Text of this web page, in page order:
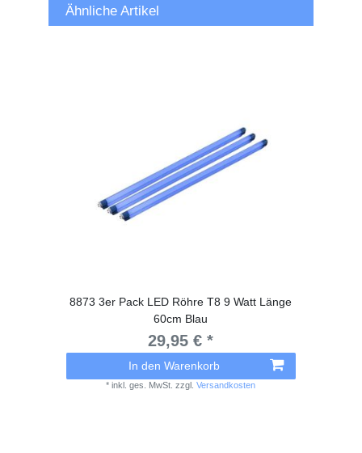
Ähnliche Artikel
8873 3er Pack LED Röhre T8 9 Watt Länge
60cm Blau
29,95 € *
In den Warenkorb
*inkl. ges. MwSt. zzgl.Versandkosten